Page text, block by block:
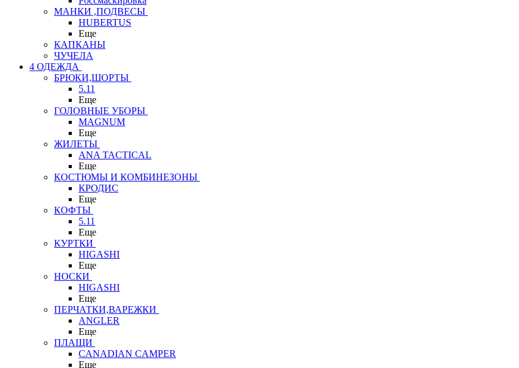
МАНКИ ,ПОДВЕСЫ
HUBERTUS
Еще
КАПКАНЫ
ЧУЧЕЛА
4 ОДЕЖДА
БРЮКИ,ШОРТЫ
5.11
Еще
ГОЛОВНЫЕ УБОРЫ
MAGNUM
Еще
ЖИЛЕТЫ
ANA TACTICAL
Еще
КОСТЮМЫ И КОМБИНЕЗОНЫ
КРОДИС
Еще
КОФТЫ
5.11
Еще
КУРТКИ
HIGASHI
Еще
НОСКИ
HIGASHI
Еще
ПЕРЧАТКИ,ВАРЕЖКИ
ANGLER
Еще
ПЛАЩИ
CANADIAN CAMPER
Еще